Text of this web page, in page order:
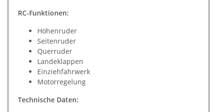
RC-Funktionen:
Höhenruder
Seitenruder
Querruder
Landeklappen
Einziehfahrwerk
Motorregelung
Technische Daten: